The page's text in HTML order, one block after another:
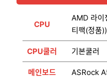
CPU
AMD 라
티팩(정품))
CPU쿨러 기본쿨러
메인보드 ASRock